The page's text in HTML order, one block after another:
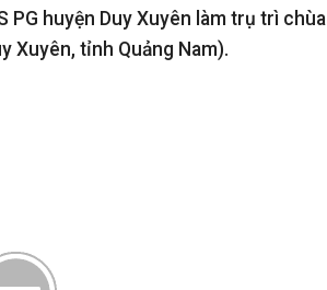
PG huyện Duy Xuyên làm trụ trì chùa
Xuyên, tỉnh Quảng Nam).